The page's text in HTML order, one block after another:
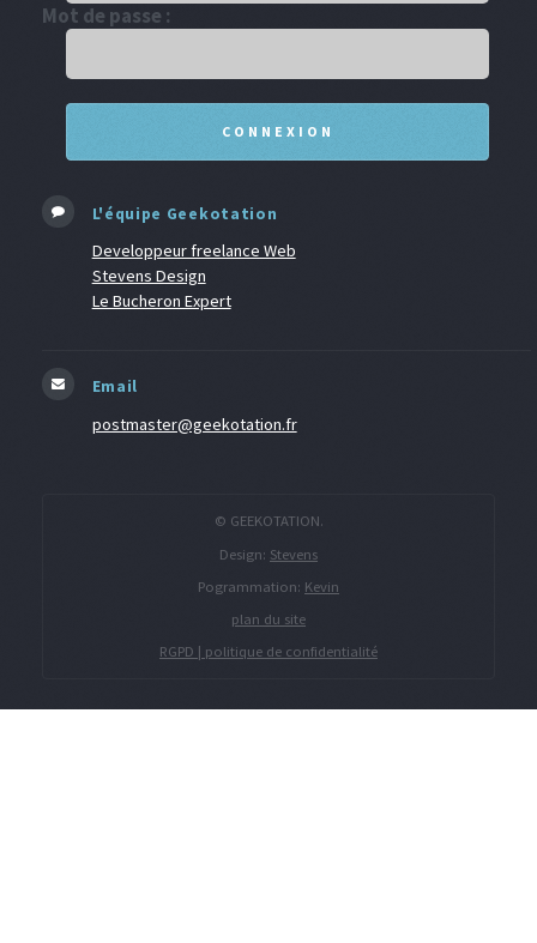
Mot de passe :
L'équipe Geekotation
Developpeur freelance Web
Stevens Design
Le Bucheron Expert
Email
postmaster@geekotation.fr
© GEEKOTATION.
Design: Stevens
Pogrammation: Kevin
plan du site
RGPD | politique de confidentialité